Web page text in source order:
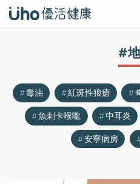
#
毒油 紅斑性狼瘡
魚刺卡喉嚨
中耳炎
安寧病房